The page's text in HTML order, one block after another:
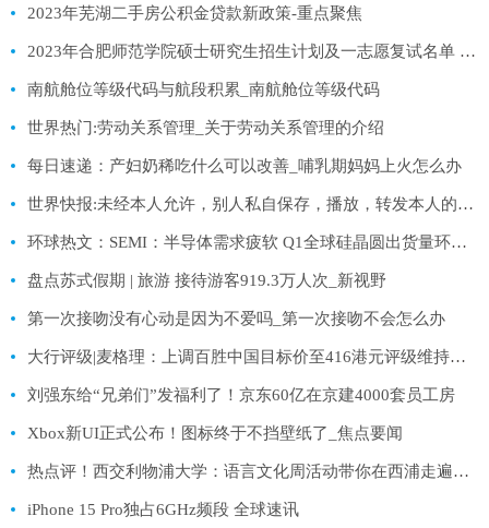
2023年芜湖二手房公积金贷款新政策-重点聚焦
2023年合肥师范学院硕士研究生招生计划及一志愿复试名单 天天观热点
南航舱位等级代码与航段积累_南航舱位等级代码
世界热门:劳动关系管理_关于劳动关系管理的介绍
每日速递：产妇奶稀吃什么可以改善_哺乳期妈妈上火怎么办
世界快报:未经本人允许，别人私自保存，播放，转发本人的翻唱歌曲
环球热文：SEMI：半导体需求疲软 Q1全球硅晶圆出货量环比下滑9%
盘点苏式假期 | 旅游 接待游客919.3万人次_新视野
第一次接吻没有心动是因为不爱吗_第一次接吻不会怎么办
大行评级|麦格理：上调百胜中国目标价至416港元评级维持跑输大市|速看料
刘强东给“兄弟们”发福利了！京东60亿在京建4000套员工房
Xbox新UI正式公布！图标终于不挡壁纸了_焦点要闻
热点评！西交利物浦大学：语言文化周活动带你在西浦走遍世界
iPhone 15 Pro独占6GHz频段 全球速讯